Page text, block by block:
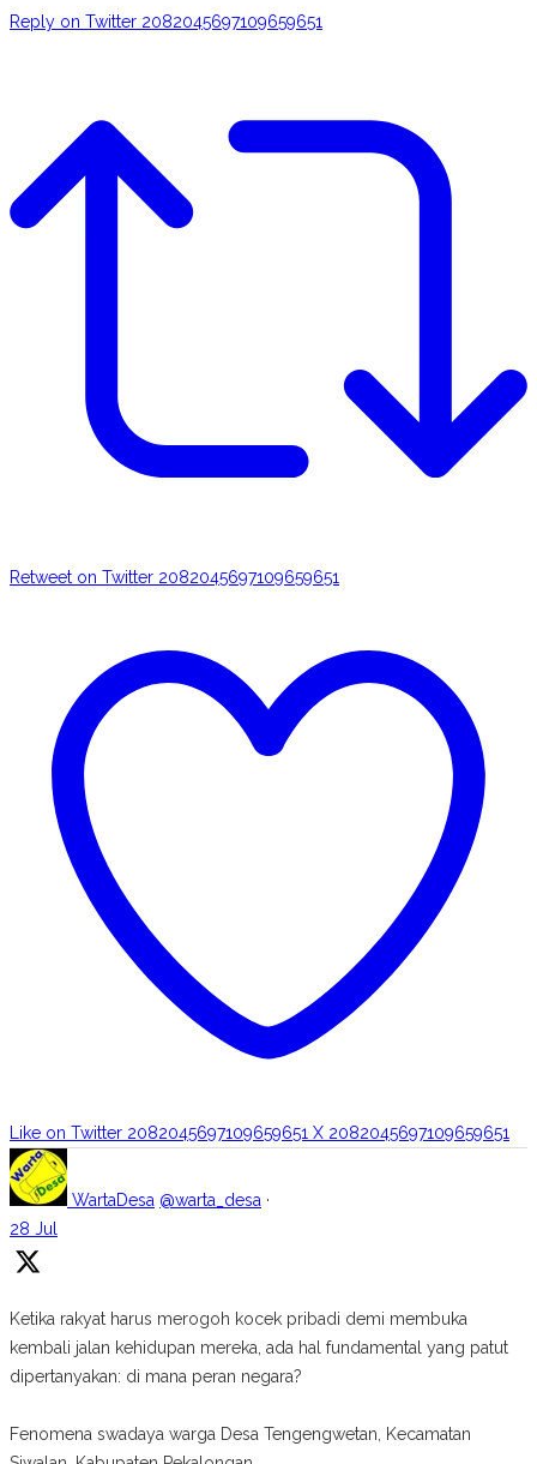
Reply on Twitter 2082045697109659651
Retweet on Twitter 2082045697109659651
Like on Twitter 2082045697109659651 X 2082045697109659651
WartaDesa @warta_desa ·
28 Jul
Ketika rakyat harus merogoh kocek pribadi demi membuka
kembali jalan kehidupan mereka, ada hal fundamental yang patut
dipertanyakan: di mana peran negara?
Fenomena swadaya warga Desa Tengengwetan, Kecamatan